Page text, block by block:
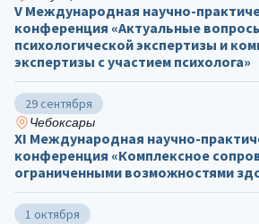
V Международная научно-
конференция «Актуальные
психологической экспертизы и
экспертизы с участием психолога»
29 сентября
Чебоксары
ХΙ Международная научно-
конференция «Комплексное
ограниченными возможностями
1 октября